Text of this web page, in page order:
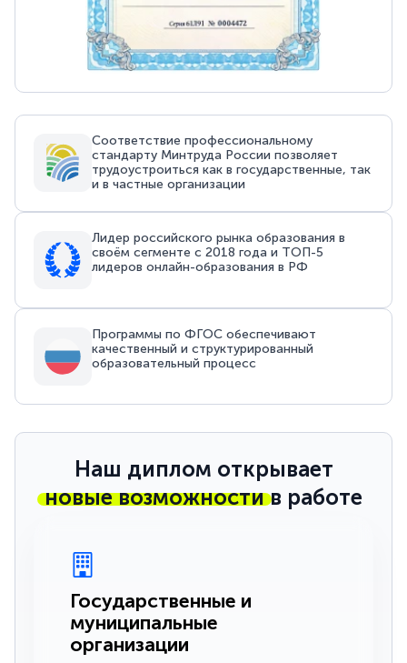
Соответствие профессиональному
стандарту Минтруда России позволяет
трудоустроиться как в государственные, так
и в частные организации
Лидер российского рынка образования в
своём сегменте с 2018 года и ТОП-5
лидеров онлайн-образования в РФ
Программы по ФГОС обеспечивают
качественный и структурированный
образовательный процесс
Наш диплом открывает
новые возможностив работе
Государственные и
муниципальные
организации